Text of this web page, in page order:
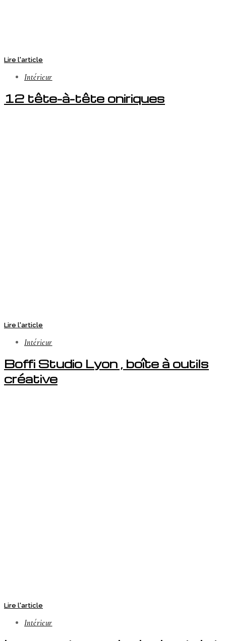
Lire l'article
Intérieur
12 tête-à-tête oniriques
Lire l'article
Intérieur
Boffi Studio Lyon , boîte à outils
créative
Lire l'article
Intérieur